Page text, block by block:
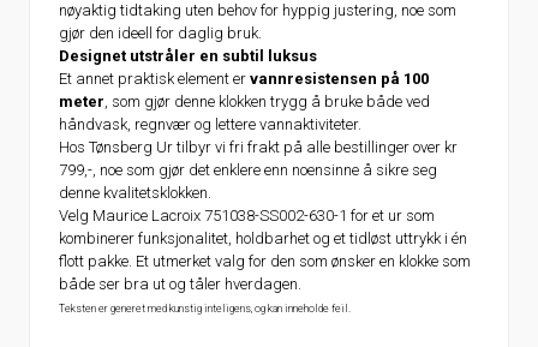
nøyaktig tidtaking uten behov for hyppig justering, noe som
gjør den ideell for daglig bruk.
Designet utstråler en subtil luksus
Et annet praktisk element er vannresistensen på 100
meter, som gjør denne klokken trygg å bruke både ved
håndvask, regnvær og lettere vannaktiviteter.
Hos Tønsberg Ur tilbyr vi fri frakt på alle bestillinger over kr
799,-, noe som gjør det enklere enn noensinne å sikre seg
denne kvalitetsklokken.
Velg Maurice Lacroix 751038-SS002-630-1 for et ur som
kombinerer funksjonalitet, holdbarhet og et tidløst uttrykk i én
flott pakke. Et utmerket valg for den som ønsker en klokke som
både ser bra ut og tåler hverdagen.
Teksten er generet med kunstig inteligens, og kan inneholde feil.